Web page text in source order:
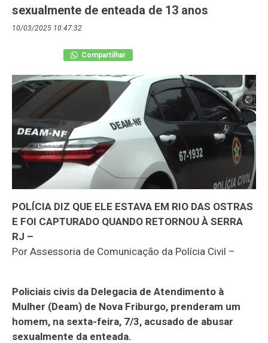
sexualmente de enteada de 13 anos
10/03/2025 10:47:32
Compartilhar
POLÍCIA DIZ QUE ELE ESTAVA EM RIO DAS OSTRAS
E FOI CAPTURADO QUANDO RETORNOU À SERRA
RJ –
Por Assessoria de Comunicação da Polícia Civil –
Policiais civis da Delegacia de Atendimento à
Mulher (Deam) de Nova Friburgo, prenderam um
homem, na sexta-feira, 7/3, acusado de abusar
sexualmente da enteada.